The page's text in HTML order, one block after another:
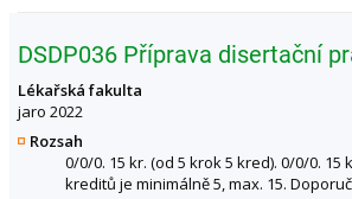
DSDP036 Příprava disertační
Lékařská fakulta
jaro 2022
Rozsah
0/0/0. 15 kr. (od 5 krok 5 kred). 0/0/0. 15
kreditů je minimálně 5, max. 15.